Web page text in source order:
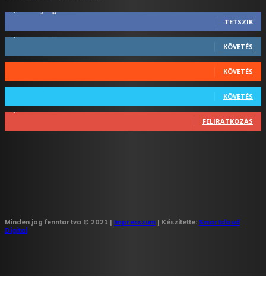
TETSZIK
KÖVETÉS
KÖVETÉS
KÖVETÉS
FELIRATKOZÁS
Minden jog fenntartva © 2021 | Impresszum | Készítette: Smartcloud
Digital